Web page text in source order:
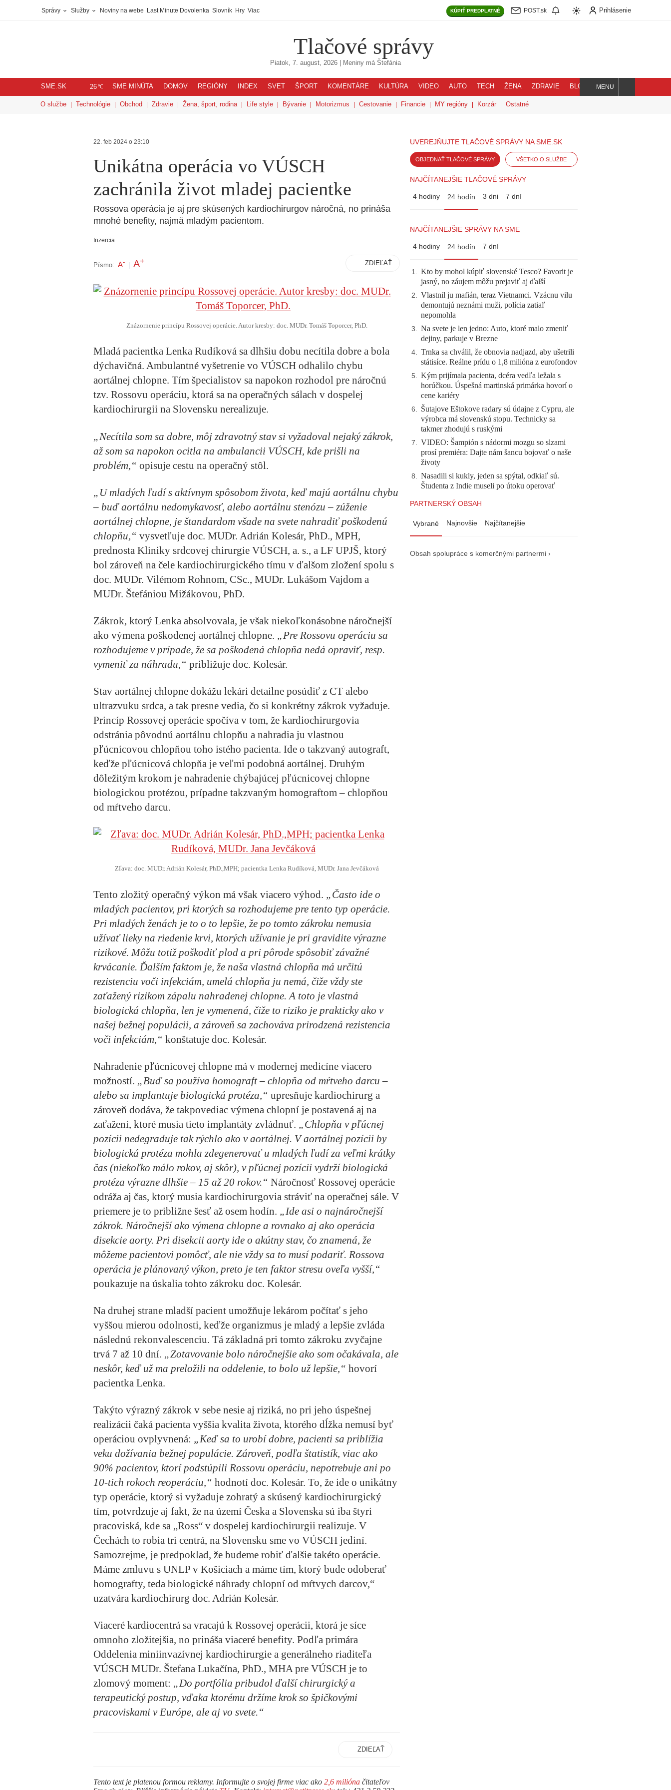
Správy Služby Noviny na webe Last Minute Dovolenka Slovník Hry Viac KÚPIŤ PREDPLATNÉ POST.sk Prihlásenie
Tlačové správy
Piatok, 7. august, 2026 | Meniny má Štefánia
SME.SK 26℃ SME MINÚTA DOMOV REGIÓNY INDEX SVET ŠPORT KOMENTÁRE KULTÚRA VIDEO AUTO TECH ŽENA ZDRAVIE BLOG
Hľadaj
MENU
O službe Technológie Obchod Zdravie Žena, šport, rodina Life style Bývanie Motorizmus Cestovanie Financie MY regióny Korzár Ostatné
22. feb 2024 o 23:10
Unikátna operácia vo VÚSCH
zachránila život mladej pacientke
Rossova operácia je aj pre skúsených kardiochirurgov náročná, no prináša
mnohé benefity, najmä mladým pacientom.
Inzercia
Písmo: A- A+ ZDIEĽAŤ
Znázornenie princípu Rossovej operácie. Autor kresby: doc. MUDr. Tomáš Toporcer, PhD.
Mladá pacientka Lenka Rudíková sa dlhšiu dobu necítila dobre a bola
dýchavičná. Ambulantné vyšetrenie vo VÚSCH odhalilo chybu
aortálnej chlopne. Tím špecialistov sa napokon rozhodol pre náročnú
tzv. Rossovu operáciu, ktorá sa na operačných sálach v dospelej
kardiochirurgii na Slovensku nerealizuje.
„Necítila som sa dobre, môj zdravotný stav si vyžadoval nejaký zákrok,
až som sa napokon ocitla na ambulancii VÚSCH, kde prišli na
problém,“ opisuje cestu na operačný stôl.
„U mladých ľudí s aktívnym spôsobom života, keď majú aortálnu chybu
– buď aortálnu nedomykavosť, alebo aortálnu stenózu – zúženie
aortálnej chlopne, je štandardom všade na svete nahradiť poškodenú
chlopňu,“ vysvetľuje doc. MUDr. Adrián Kolesár, PhD., MPH,
prednosta Kliniky srdcovej chirurgie VÚSCH, a. s., a LF UPJŠ, ktorý
bol zároveň na čele kardiochirurgického tímu v ďalšom zložení spolu s
doc. MUDr. Vilémom Rohnom, CSc., MUDr. Lukášom Vajdom a
MUDr. Štefániou Mižákovou, PhD.
Zákrok, ktorý Lenka absolvovala, je však niekoľkonásobne náročnejší
ako výmena poškodenej aortálnej chlopne. „Pre Rossovu operáciu sa
rozhodujeme v prípade, že sa poškodená chlopňa nedá opraviť, resp.
vymeniť za náhradu,“ približuje doc. Kolesár.
Stav aortálnej chlopne dokážu lekári detailne posúdiť z CT alebo
ultrazvuku srdca, a tak presne vedia, čo si konkrétny zákrok vyžaduje.
Princíp Rossovej operácie spočíva v tom, že kardiochirurgovia
odstránia pôvodnú aortálnu chlopňu a nahradia ju vlastnou
pľúcnicovou chlopňou toho istého pacienta. Ide o takzvaný autograft,
keďže pľúcnicová chlopňa je veľmi podobná aortálnej. Druhým
dôležitým krokom je nahradenie chýbajúcej pľúcnicovej chlopne
biologickou protézou, prípadne takzvaným homograftom – chlopňou
od mŕtveho darcu.
Zľava: doc. MUDr. Adrián Kolesár, PhD.,MPH; pacientka Lenka Rudíková, MUDr. Jana Jevčáková
Tento zložitý operačný výkon má však viacero výhod. „Často ide o
mladých pacientov, pri ktorých sa rozhodujeme pre tento typ operácie.
Pri mladých ženách je to o to lepšie, že po tomto zákroku nemusia
užívať lieky na riedenie krvi, ktorých užívanie je pri gravidite výrazne
rizikové. Môžu totiž poškodiť plod a pri pôrode spôsobiť závažné
krvácanie. Ďalším faktom je, že naša vlastná chlopňa má určitú
rezistenciu voči infekciám, umelá chlopňa ju nemá, čiže vždy ste
zaťažený rizikom zápalu nahradenej chlopne. A toto je vlastná
biologická chlopňa, len je vymenená, čiže to riziko je prakticky ako v
našej bežnej populácii, a zároveň sa zachováva prirodzená rezistencia
voči infekciám,“ konštatuje doc. Kolesár.
Nahradenie pľúcnicovej chlopne má v modernej medicíne viacero
možností. „Buď sa používa homograft – chlopňa od mŕtveho darcu –
alebo sa implantuje biologická protéza,“ upresňuje kardiochirurg a
zároveň dodáva, že takpovediac výmena chlopní je postavená aj na
zaťažení, ktoré musia tieto implantáty zvládnuť. „Chlopňa v pľúcnej
pozícii nedegraduje tak rýchlo ako v aortálnej. V aortálnej pozícii by
biologická protéza mohla zdegenerovať u mladých ľudí za veľmi krátky
čas (niekoľko málo rokov, aj skôr), v pľúcnej pozícii vydrží biologická
protéza výrazne dlhšie – 15 až 20 rokov.“ Náročnosť Rossovej operácie
odráža aj čas, ktorý musia kardiochirurgovia stráviť na operačnej sále. V
priemere je to približne šesť až osem hodín. „Ide asi o najnáročnejší
zákrok. Náročnejší ako výmena chlopne a rovnako aj ako operácia
disekcie aorty. Pri disekcii aorty ide o akútny stav, čo znamená, že
môžeme pacientovi pomôcť, ale nie vždy sa to musí podariť. Rossova
operácia je plánovaný výkon, preto je ten faktor stresu oveľa vyšší,“
poukazuje na úskalia tohto zákroku doc. Kolesár.
Na druhej strane mladší pacient umožňuje lekárom počítať s jeho
vyššou mierou odolnosti, keďže organizmus je mladý a lepšie zvláda
následnú rekonvalescenciu. Tá základná pri tomto zákroku zvyčajne
trvá 7 až 10 dní. „Zotavovanie bolo náročnejšie ako som očakávala, ale
neskôr, keď už ma preložili na oddelenie, to bolo už lepšie,“ hovorí
pacientka Lenka.
Takýto výrazný zákrok v sebe nesie aj riziká, no pri jeho úspešnej
realizácii čaká pacienta vyššia kvalita života, ktorého dĺžka nemusí byť
operáciou ovplyvnená: „Keď sa to urobí dobre, pacienti sa priblížia
veku dožívania bežnej populácie. Zároveň, podľa štatistík, viac ako
90% pacientov, ktorí podstúpili Rossovu operáciu, nepotrebuje ani po
10-tich rokoch reoperáciu,“ hodnotí doc. Kolesár. To, že ide o unikátny
typ operácie, ktorý si vyžaduje zohratý a skúsený kardiochirurgický
tím, potvrdzuje aj fakt, že na území Česka a Slovenska sú iba štyri
pracoviská, kde sa „Ross“ v dospelej kardiochirurgii realizuje. V
Čechách to robia tri centrá, na Slovensku sme vo VÚSCH jediní.
Samozrejme, je predpoklad, že budeme robiť ďalšie takéto operácie.
Máme zmluvu s UNLP v Košiciach a máme tím, ktorý bude odoberať
homografty, teda biologické náhrady chlopní od mŕtvych darcov,“
uzatvára kardiochirurg doc. Adrián Kolesár.
Viaceré kardiocentrá sa vracajú k Rossovej operácii, ktorá je síce
omnoho zložitejšia, no prináša viaceré benefity. Podľa primára
Oddelenia miniinvazívnej kardiochirurgie a generálneho riaditeľa
VÚSCH MUDr. Štefana Lukačína, PhD., MHA pre VÚSCH je to
zlomový moment: „Do portfólia pribudol ďalší chirurgický a
terapeutický postup, vďaka ktorému držíme krok so špičkovými
pracoviskami v Európe, ale aj vo svete.“
ZDIEĽAŤ
Tento text je platenou formou reklamy. Informujte o svojej firme viac ako 2,6 milióna čitateľov
UVEREJŇUJTE TLAČOVÉ SPRÁVY NA SME.SK
OBJEDNAŤ TLAČOVÉ SPRÁVY VŠETKO O SLUŽBE
NAJČÍTANEJŠIE TLAČOVÉ SPRÁVY
4 hodiny 24 hodín 3 dni 7 dní
NAJČÍTANEJŠIE SPRÁVY NA SME
4 hodiny 24 hodín 7 dní
1. Kto by mohol kúpiť slovenské Tesco? Favorit je
jasný, no záujem môžu prejaviť aj ďalší
2. Vlastnil ju mafián, teraz Vietnamci. Vzácnu vilu
demontujú neznámi muži, polícia zatiaľ
nepomohla
3. Na svete je len jedno: Auto, ktoré malo zmeniť
dejiny, parkuje v Brezne
4. Trnka sa chválil, že obnovia nadjazd, aby ušetrili
státisíce. Reálne prídu o 1,8 milióna z eurofondov
5. Kým prijímala pacienta, dcéra vedľa ležala s
horúčkou. Úspešná martinská primárka hovorí o
cene kariéry
6. Šutajove Eštokove radary sú údajne z Cypru, ale
výrobca má slovenskú stopu. Technicky sa
takmer zhodujú s ruskými
7. VIDEO: Šampión s nádormi mozgu so slzami
prosí premiéra: Dajte nám šancu bojovať o naše
životy
8. Nasadili si kukly, jeden sa spýtal, odkiaľ sú.
Študenta z Indie museli po útoku operovať
PARTNERSKÝ OBSAH
Vybrané Najnovšie Najčítanejšie
Obsah spolupráce s komerčnými partnermi ›